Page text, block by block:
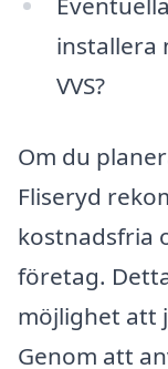
installera
VVS?
Om du
Fliseryd
kostnadsfria
företag.
möjlighet att
Genom att